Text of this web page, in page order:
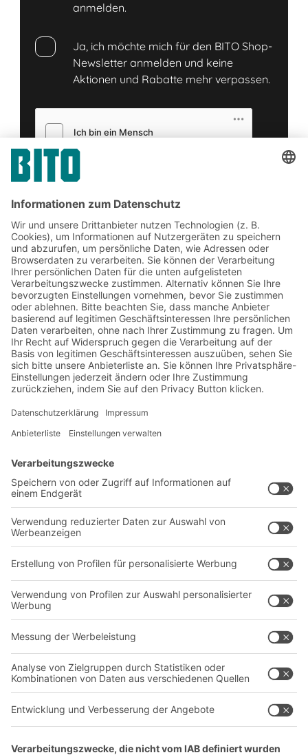
anmelden.
Ja, ich möchte mich für den BITO Shop-
Newsletter anmelden und keine
Aktionen und Rabatte mehr verpassen.
Jetzt beim BITO Newsletter
anmelden:
Lager- & Logistiknews
Exklusive Rabatte
Neuheiten
Lösungen
Behältersysteme
Regalsysteme
Transportsysteme
Beratung & Service
Unternehmen
Standorte weltweit
Produktionsstandorte
Follow us
BIT O
YOUR LIFE.